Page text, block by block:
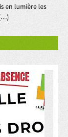
en lumière les